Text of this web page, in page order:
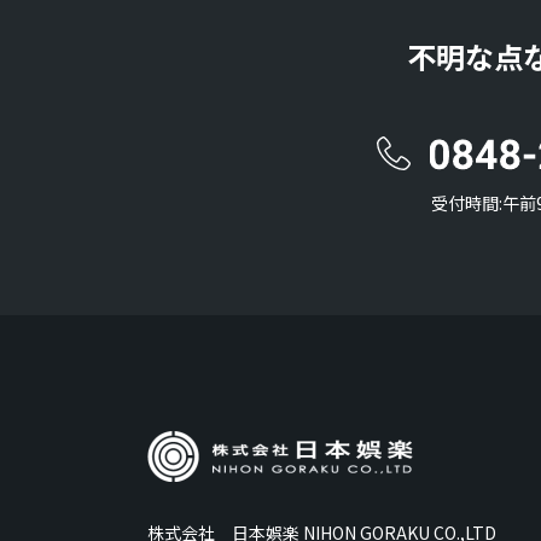
不明な点
受付時間:午
株式会社 日本娯楽 NIHON GORAKU CO.,LTD